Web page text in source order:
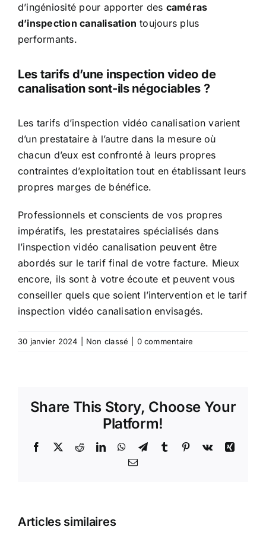
d’ingéniosité pour apporter des caméras
d’inspection canalisation toujours plus
performants.
Les tarifs d’une inspection video de
canalisation sont-ils négociables ?
Les tarifs d’inspection vidéo canalisation varient
d’un prestataire à l’autre dans la mesure où
chacun d’eux est confronté à leurs propres
contraintes d’exploitation tout en établissant leurs
propres marges de bénéfice.
Professionnels et conscients de vos propres
impératifs, les prestataires spécialisés dans
l’inspection vidéo canalisation peuvent être
abordés sur le tarif final de votre facture. Mieux
encore, ils sont à votre écoute et peuvent vous
conseiller quels que soient l’intervention et le tarif
inspection vidéo canalisation envisagés.
30 janvier 2024 Non classé 0 commentaire
Share This Story, Choose Your
Platform!
Facebook
X RedditLinkedInWhatsApp
TelegramTumblr Pinterest
Vk
Xing
Email
Articles similaires